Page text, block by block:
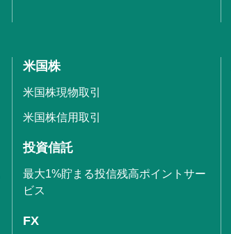
米国株
米国株現物取引
米国株信用取引
投資信託
最大1%貯まる投信残高ポイントサー
ビス
FX